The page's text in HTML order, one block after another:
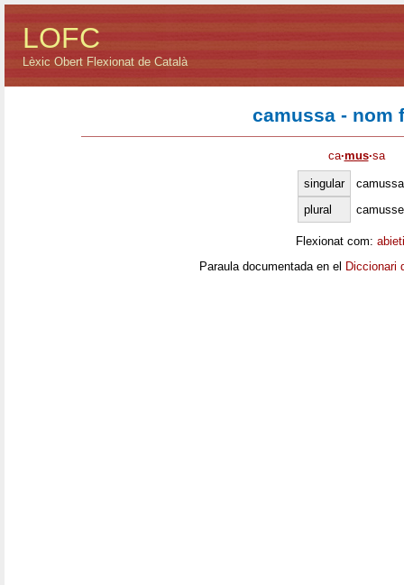
LOFC
Lèxic Obert Flexionat de Català
camussa - nom
ca·mus·sa
singular
camussa
plural
Flexionat com:
Paraula documentada en el Diccionari